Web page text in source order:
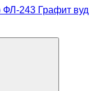
ФЛ-243 Графит вуд